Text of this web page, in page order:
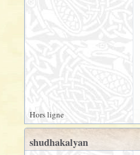
Hors ligne
shudhakalyan